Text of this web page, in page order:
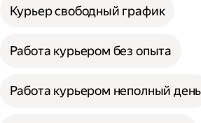
Курьер свободный график
Работа курьером без опыта
Работа курьером неполный день